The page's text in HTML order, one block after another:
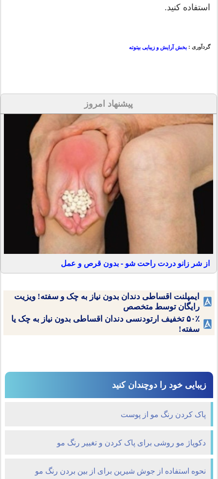
استفاده کنید.
گردآوری : بخش آرایش و زیبایی بیتوته
پیشنهاد امروز
از شر زانو دردت راحت شو - بدون قرص و عمل
ایمپلنت اقساطی دندان بدون نیاز به چک و سفته! ویزیت
رایگان توسط متخصص
۵۰٪ تخفیف ارتودنسی دندان اقساطی بدون نیاز به چک یا
سفته!
زیبایی خود را دوچندان کنید
پاک کردن رنگ مو از پوست
دکوپاژ مو روشی برای پاک کردن و تغییر رنگ مو
نحوه استفاده از جوش شیرین برای از بین بردن رنگ مو